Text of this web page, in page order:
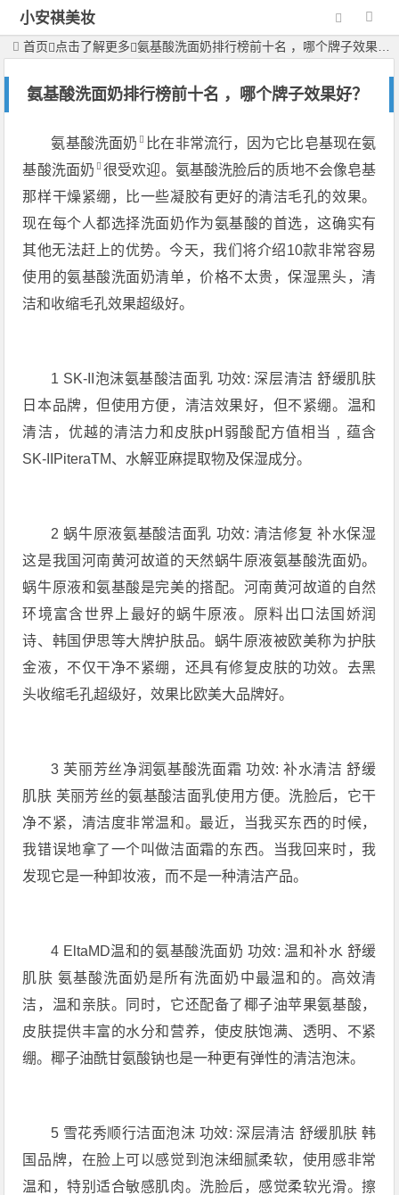
小安祺美妆
首页 点击了解更多 氨基酸洗面奶排行榜前十名 ，哪个牌子效果好？
氨基酸洗面奶排行榜前十名 ，哪个牌子效果好？
氨基酸洗面奶 比在非常流行，因为它比皂基现在氨
基酸洗面奶
很受欢迎。氨基酸洗脸后的质地不会像皂基
那样干燥紧绷，比一些凝胶有更好的清洁毛孔的效果。
现在每个人都选择洗面奶作为氨基酸的首选，这确实有
其他无法赶上的优势。今天，我们将介绍10款非常容易
使用的氨基酸洗面奶清单，价格不太贵，保湿黑头，清
洁和收缩毛孔效果超级好。
1 SK-II泡沫氨基酸洁面乳 功效: 深层清洁 舒缓肌肤
日本品牌，但使用方便，清洁效果好，但不紧绷。温和
清洁，优越的清洁力和皮肤pH弱酸配方值相当﹐蕴含
SK-IIPiteraTM、水解亚麻提取物及保湿成分。
2 蜗牛原液氨基酸洁面乳 功效: 清洁修复 补水保湿
这是我国河南黄河故道的天然蜗牛原液氨基酸洗面奶。
蜗牛原液和氨基酸是完美的搭配。河南黄河故道的自然
环境富含世界上最好的蜗牛原液。原料出口法国娇润
诗、韩国伊思等大牌护肤品。蜗牛原液被欧美称为护肤
金液，不仅干净不紧绷，还具有修复皮肤的功效。去黑
头收缩毛孔超级好，效果比欧美大品牌好。
3 芙丽芳丝净润氨基酸洗面霜 功效: 补水清洁 舒缓
肌肤 芙丽芳丝的氨基酸洁面乳使用方便。洗脸后，它干
净不紧，清洁度非常温和。最近，当我买东西的时候，
我错误地拿了一个叫做洁面霜的东西。当我回来时，我
发现它是一种卸妆液，而不是一种清洁产品。
4 EltaMD温和的氨基酸洗面奶 功效: 温和补水 舒缓
肌肤 氨基酸洗面奶是所有洗面奶中最温和的。高效清
洁，温和亲肤。同时，它还配备了椰子油苹果氨基酸，
皮肤提供丰富的水分和营养，使皮肤饱满、透明、不紧
绷。椰子油酰甘氨酸钠也是一种更有弹性的清洁泡沫。
5 雪花秀顺行洁面泡沫 功效: 深层清洁 舒缓肌肤 韩
国品牌，在脸上可以感觉到泡沫细腻柔软，使用感非常
温和，特别适合敏感肌肉。洗脸后，感觉柔软光滑。擦